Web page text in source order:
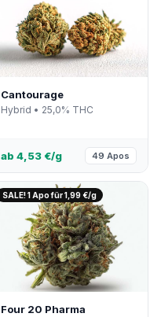
Cantourage
Hybrid • 25,0% THC
ab 4,53 €/g 49 Apos
SALE! 1 Apo für 1,99 €/g
Four 20 Pharma